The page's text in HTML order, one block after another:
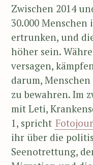
Zwischen 2014
30.000
ertrunken, und
höher sein.
versagen,
darum,
zu bewahren. Im
mit Leti,
1, spricht
ihr über die
Seenotrettung,